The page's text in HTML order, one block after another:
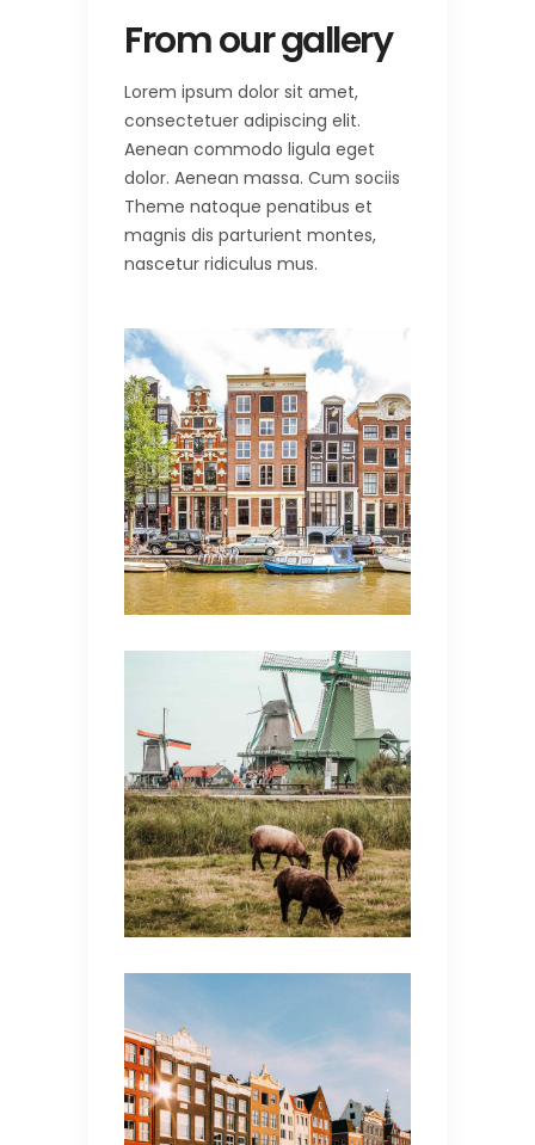
From our gallery
Lorem ipsum dolor sit amet,
consectetuer adipiscing elit.
Aenean commodo ligula eget
dolor. Aenean massa. Cum sociis
Theme natoque penatibus et
magnis dis parturient montes,
nascetur ridiculus mus.